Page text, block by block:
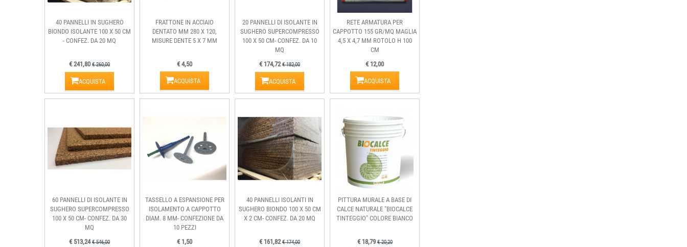
40 PANNELLI IN SUGHERO
BIONDO ISOLANTE 100 X 50 CM
- CONFEZ. DA 20 MQ
€ 241,80€ 260,00
ACQUISTA
FRATTONE IN ACCIAIO
DENTATO MM 280 X 120,
MISURE DENTE 5 X 7 MM
€ 4,50
ACQUISTA
20 PANNELLI DI ISOLANTE IN
SUGHERO SUPERCOMPRESSO
100 X 50 CM- CONFEZ. DA 10
MQ
€ 174,72€ 182,00
ACQUISTA
RETE ARMATURA PER
CAPPOTTO 155 GR/MQ MAGLIA
4,5 X 4,7 MM ROTOLO H 100
CM
€ 12,00
ACQUISTA
60 PANNELLI DI ISOLANTE IN
SUGHERO SUPERCOMPRESSO
100 X 50 CM- CONFEZ. DA 30
MQ
€ 513,24€ 546,00
TASSELLO A ESPANSIONE PER
ISOLAMENTO A CAPPOTTO
DIAM. 8 MM- CONFEZIONE DA
10 PEZZI
€ 1,50
40 PANNELLI ISOLANTI IN
SUGHERO BIONDO 100 X 50 CM
X 2 CM- CONFEZ. DA 20 MQ
€ 161,82€ 174,00
PITTURA MURALE A BASE DI
CALCE NATURALE "BIOCALCE
TINTEGGIO" COLORE BIANCO
€ 18,79€ 20,20